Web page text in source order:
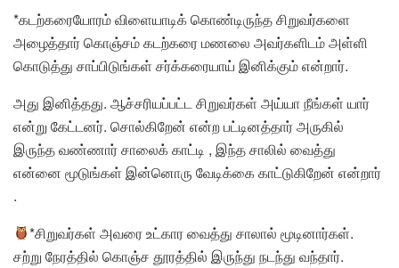
*கடற்கரையோரம் விளையாடிக் கொண்டிருந்த சிறுவர்களை
அழைத்தார் கொஞ்சம் கடற்கரை மணலை அவர்களிடம் அள்ளி
கொடுத்து சாப்பிடுங்கள் சர்க்கரையாய் இனிக்கும் என்றார்.
அது இனித்தது. ஆச்சரியப்பட்ட சிறுவர்கள் அய்யா நீங்கள் யார்
என்று கேட்டனர். சொல்கிறேன் என்ற பட்டினத்தார் அருகில்
இருந்த வண்ணார் சாலைக் காட்டி , இந்த சாலில் வைத்து
என்னை மூடுங்கள் இன்னொரு வேடிக்கை காட்டுகிறேன் என்றார்
.
*சிறுவர்கள் அவரை உட்கார வைத்து சாலால் மூடினார்கள்.
சற்று நேரத்தில் கொஞ்ச தூரத்தில் இருந்து நடந்து வந்தார்.